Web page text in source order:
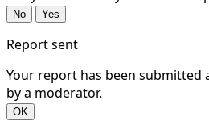
No Yes
Report sent
Your report has been submitted
by a moderator.
OK